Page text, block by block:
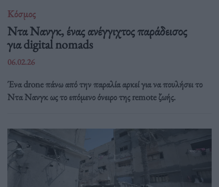
Κόσμος
Ντα Νανγκ, ένας ανέγγιχτος παράδεισος
για digital nomads
06.02.26
Ένα drone πάνω από την παραλία αρκεί για να πουλήσει το
Ντα Νανγκ ως το επόμενο όνειρο της remote ζωής.